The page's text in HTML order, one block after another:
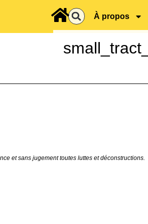
À propos
et sans jugement toutes luttes et déconstructions.